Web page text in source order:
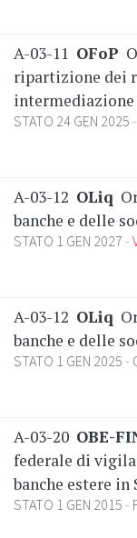
A-03-11 OFoP
ripartizione dei
STATO 24 GEN 2025
A-03-12 OLiq
banche e delle
STATO 1 GEN 2027
A-03-12 OLiq
banche e delle
STATO 1 GEN 2025
A-03-20 OBE-
federale di
banche estere in
STATO 1 GEN 2015